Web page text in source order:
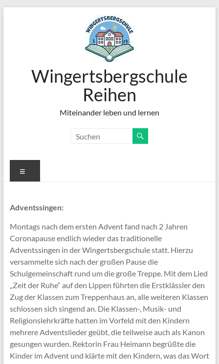
Wingertsbergschule
Reihen
Miteinander leben und lernen
Adventssingen:
Montags nach dem ersten Advent fand nach 2 Jahren
Coronapause endlich wieder das traditionelle
Adventssingen in der Wingertsbergschule statt. Hierzu
versammelte sich nach der großen Pause die
Schulgemeinschaft rund um die große Treppe. Mit dem Lied
„Zeit der Ruhe“ auf den Lippen führten die Erstklässler den
Zug der Klassen zum Treppenhaus an, alle weiteren Klassen
schlossen sich singend an. Die Klassen-, Musik- und
Religionslehrkräfte hatten im Vorfeld mit den Kindern
mehrere Adventslieder geübt, die teilweise auch als Kanon
gesungen wurden. Rektorin Frau Heimann begrüßte die
Kinder im Advent und klärte mit den Kindern, was das Wort